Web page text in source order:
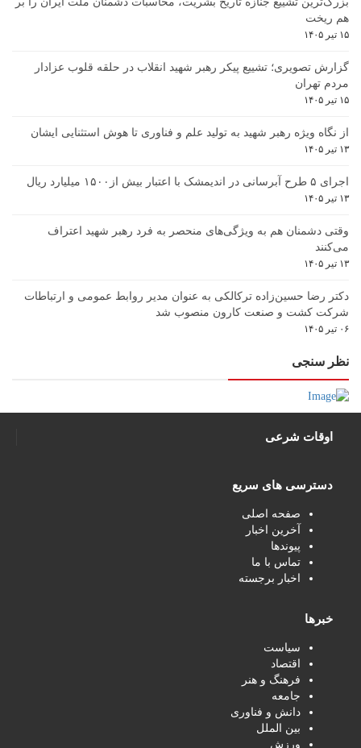
هم ریخت
۱۵ تیر ۱۴۰۵
گزارش تصویری؛ تشییع پیکر رهبر شهید انقلاب در حلقه قلوب عزادار
مردم تهران
۱۵ تیر ۱۴۰۵
از نگاه ویژه رهبر شهید به تولید علم و فناوری تا هوش استثنایی ایشان
۱۳ تیر ۱۴۰۵
اجرای ۵ طرح آبرسانی در اندیمشک با اعتبار بیش از۱۵۰۰ میلیارد ریال
۱۳ تیر ۱۴۰۵
وقتی دشمنان هم به ویژگی‌های منحصر به فرد رهبر شهید اعتراف
می‌کنند
۱۳ تیر ۱۴۰۵
دکتر رضا حسین‌زاده ترکالکی به عنوان مدیر روابط عمومی و ارتباطات
شرکت کشت و صنعت کارون منصوب شد
۰۶ تیر ۱۴۰۵
نظر سنجی
اوقات شرعی
دسترسی های سریع
صفحه اصلی
آخرین اخبار
پیوندها
تماس با ما
اخبار برجسته
خبرها
سیاست
اقتصاد
فرهنگ و هنر
جامعه
دانش و فناوری
بین الملل
ورزش